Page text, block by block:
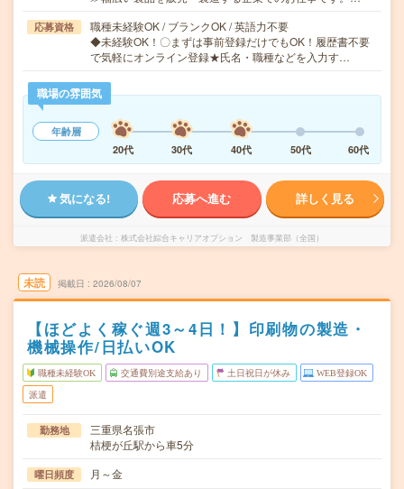
応募資格
職種未経験OK / ブランクOK / 英語力不要
◆未経験OK！〇まずは事前登録だけでもOK！履歴書不要
で気軽にオンライン登録★氏名・職種などを入力す…
職場の雰囲気
年齢層
20代
30代 40代 50代 60代
気になる! 応募へ進む 詳しく見る
派遣会社 株式会社綜合キャリアオプション 製造事業部（全国）
未読 掲載日 2026/08/07
【ほどよく稼ぐ週3～4日！】印刷物の製造・
機械操作/日払いOK
職種未経験OK 交通費別途支給あり 土日祝日が休み WEB登録OK
派遣
勤務地
三重県名張市
桔梗が丘駅から車5分
曜日頻度 月～金